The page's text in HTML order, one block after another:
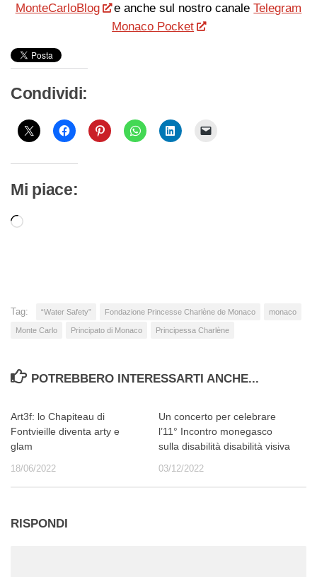
MonteCarloBlog
e anche sul nostro canaleTelegram
Monaco Pocket
Condividi:
Mi piace:
Caricamento
Tag: “Water Safety” Fondazione Princesse Charlène de Monaco monaco
Monte Carlo Principato di Monaco Principessa Charlène
POTREBBERO INTERESSARTI ANCHE...
Art3f: lo Chapiteau di
Fontvieille diventa arty e
glam
18/06/2022
Un concerto per celebrare
l’11° Incontro monegasco
sulla disabilità disabilità visiva
03/12/2022
RISPONDI